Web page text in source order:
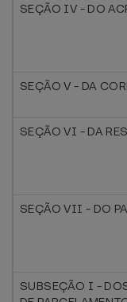
SEÇÃO IV - DO
SEÇÃO V - DA
SEÇÃO VI - DA
SEÇÃO VII - DO
SUBSEÇÃO I -